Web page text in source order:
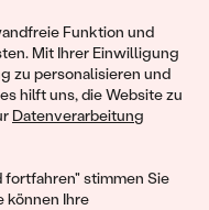
Funktion und
Mit Ihrer Einwilligung
zu personalisieren und
hilft uns, die Website zu
Datenverarbeitung
fortfahren" stimmen Sie
können Ihre